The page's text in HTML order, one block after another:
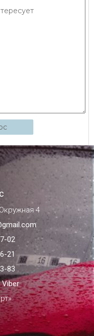
4
02
21
83